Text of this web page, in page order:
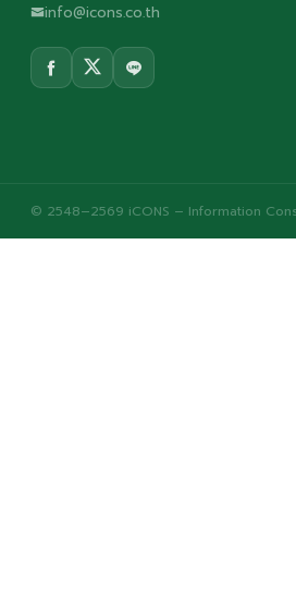
info@icons.co.th
© 2548–2569 iCONS – Information